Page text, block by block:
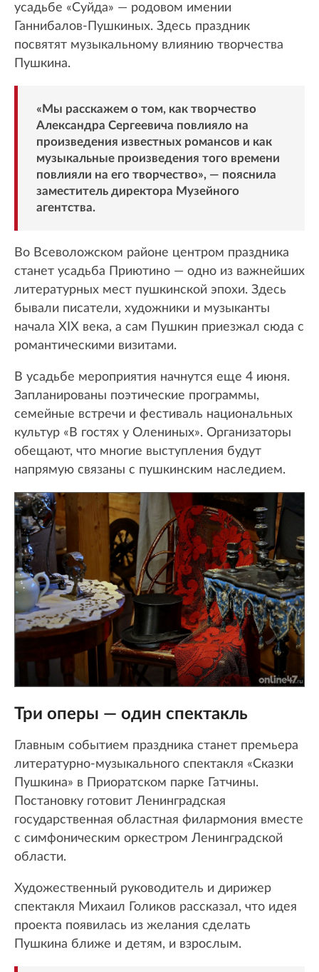
усадьбе «Суйда» — родовом имении
Ганнибалов-Пушкиных. Здесь праздник
посвятят музыкальному влиянию творчества
Пушкина.
«Мы расскажем о том, как творчество
Александра Сергеевича повлияло на
произведения известных романсов и как
музыкальные произведения того времени
повлияли на его творчество», — пояснила
заместитель директора Музейного
агентства.
Во Всеволожском районе центром праздника
станет усадьба Приютино — одно из важнейших
литературных мест пушкинской эпохи. Здесь
бывали писатели, художники и музыканты
начала XIX века, а сам Пушкин приезжал сюда с
романтическими визитами.
В усадьбе мероприятия начнутся еще 4 июня.
Запланированы поэтические программы,
семейные встречи и фестиваль национальных
культур «В гостях у Олениных». Организаторы
обещают, что многие выступления будут
напрямую связаны с пушкинским наследием.
Три оперы — один спектакль
Главным событием праздника станет премьера
литературно-музыкального спектакля «Сказки
Пушкина» в Приоратском парке Гатчины.
Постановку готовит Ленинградская
государственная областная филармония вместе
с симфоническим оркестром Ленинградской
области.
Художественный руководитель и дирижер
спектакля Михаил Голиков рассказал, что идея
проекта появилась из желания сделать
Пушкина ближе и детям, и взрослым.